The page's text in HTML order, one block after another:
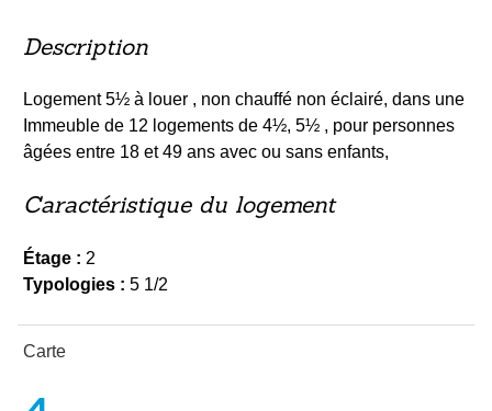
Description
Logement 5½ à louer , non chauffé non éclairé, dans une
Immeuble de 12 logements de 4½, 5½ , pour personnes
âgées entre 18 et 49 ans avec ou sans enfants,
Caractéristique du logement
Étage : 2
Typologies : 5 1/2
Carte